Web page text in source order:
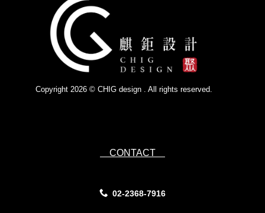
Copyright 2026 © CHIG design . All rights reserved.
CONTACT
02-2368-7916